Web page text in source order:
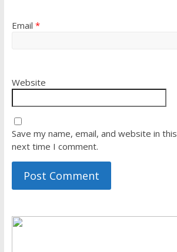
Email *
Website
Save my name, email, and website in
next time I comment.